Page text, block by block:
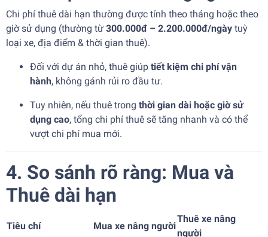
Chi phí thuê dài hạn thường được tính theo tháng hoặc theo
giờ sử dụng (thường từ 300.000đ – 2.200.000đ/ngày tuỳ
loại xe, địa điểm & thời gian thuê).
Đối với dự án nhỏ, thuê giúp tiết kiệm chi phí vận
hành, không gánh rủi ro đầu tư.
Tuy nhiên, nếu thuê trong thời gian dài hoặc giờ sử
dụng cao, tổng chi phí thuê sẽ tăng nhanh và có thể
vượt chi phí mua mới.
4. So sánh rõ ràng: Mua và
Thuê dài hạn
Tiêu chí Mua xe nâng người
Thuê xe nâng
người